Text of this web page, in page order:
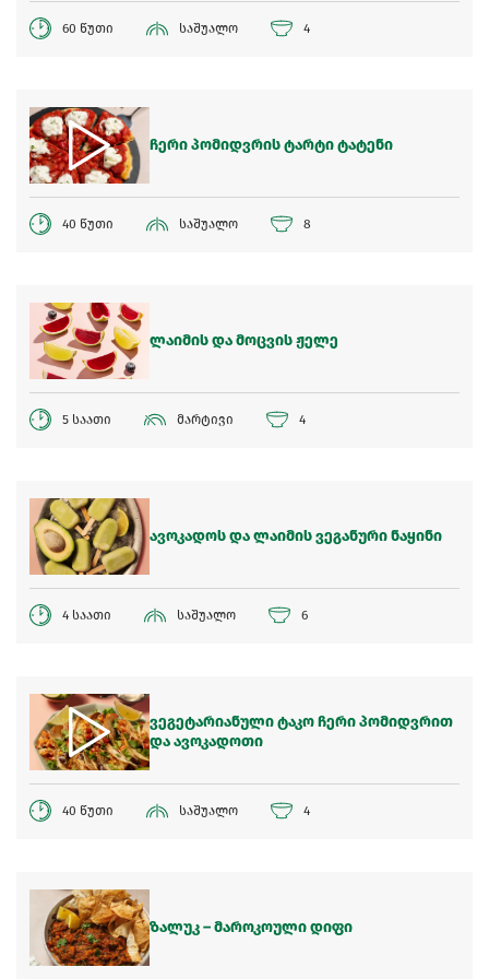
60 წუთი საშუალო 4
ჩერი პომიდვრის ტარტი ტატენი
40 წუთი საშუალო 8
ლაიმის და მოცვის ჟელე
5 საათი მარტივი 4
ავოკადოს და ლაიმის ვეგანური ნაყინი
4 საათი საშუალო 6
ვეგეტარიანული ტაკო ჩერი პომიდვრით
და ავოკადოთი
40 წუთი საშუალო 4
ზალუკ – მაროკოული დიფი